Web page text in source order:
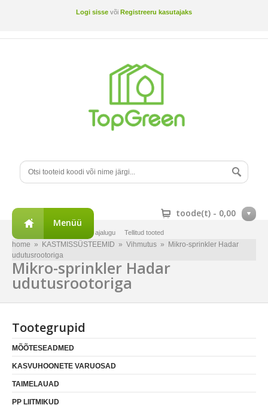
Logi sisse või Registreeru kasutajaks
toode(t) - 0,00
Tellimuste ajalugu Tellitud tooted
Menüü
home » KASTMISSÜSTEEMID » Vihmutus »
Mikro-sprinkler Hadar
udutusrootoriga
Mikro-sprinkler Hadar
udutusrootoriga
Tootegrupid
MÕÕTESEADMED
KASVUHOONETE VARUOSAD
TAIMELAUAD
PP LIITMIKUD